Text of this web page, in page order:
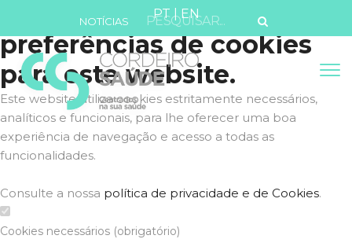
Defina as suas
preferências de cookies
para este website.
Este website utiliza cookies estritamente necessários,
analíticos e funcionais, para lhe oferecer uma boa
experiência de navegação e acesso a todas as
funcionalidades.
Consulte a nossa política de privacidade e de Cookies.
Cookies necessários (obrigatório)
PT| EN
NOTÍCIAS